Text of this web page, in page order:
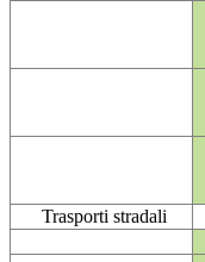
Trasporti stradali